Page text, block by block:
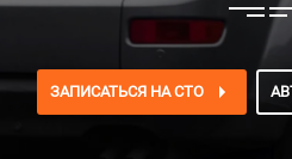
ЗАПИСАТЬСЯ НА СТО